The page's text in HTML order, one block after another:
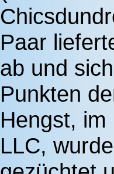
Paar
ab und
Punkten
Hengst,
LLC,